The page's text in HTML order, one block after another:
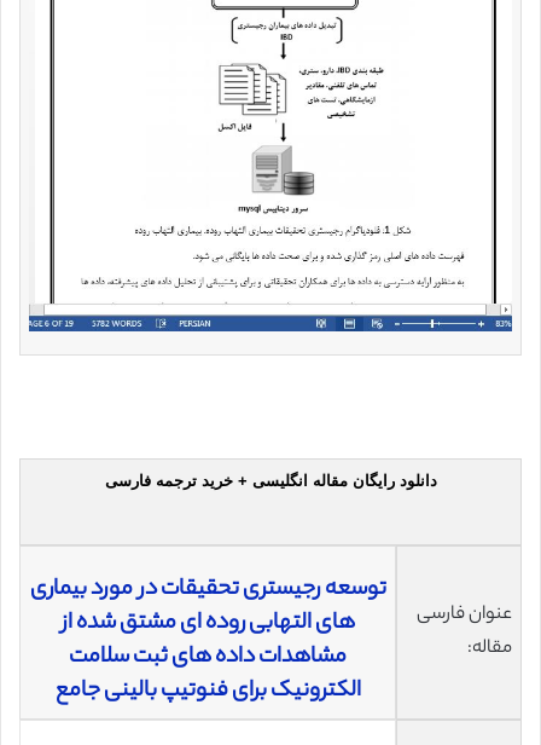
دانلود رایگان مقاله انگلیسی + خرید ترجمه فارسی
عنوان فارسی
مقاله:
توسعه رجیستری تحقیقات در مورد بیماری
های التهابی روده ای مشتق شده از
مشاهدات داده های ثبت سلامت
الکترونیک برای فنوتیپ بالینی جامع